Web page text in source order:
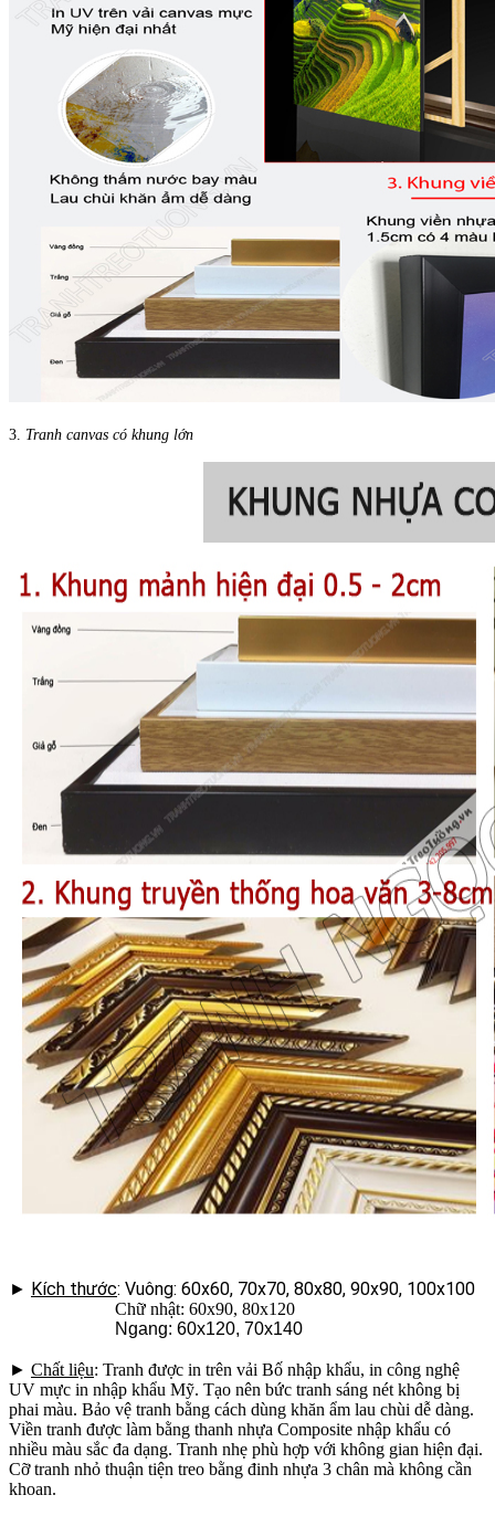
3. Tranh canvas có khung lớn
► Kích thước: Vuông: 60x60, 70x70, 80x80, 90x90, 100x100
Chữ nhật: 60x90, 80x120
Ngang: 60x120, 70x140
► Chất liệu: Tranh được in trên vải Bố nhập khẩu, in công nghệ
UV mực in nhập khẩu Mỹ. Tạo nên bức tranh sáng nét không bị
phai màu. Bảo vệ tranh bằng cách dùng khăn ẩm lau chùi dễ dàng.
Viền tranh được làm bằng thanh nhựa Composite nhập khẩu có
nhiều màu sắc đa dạng. Tranh nhẹ phù hợp với không gian hiện đại.
Cỡ tranh nhỏ thuận tiện treo bằng đinh nhựa 3 chân mà không cần
khoan.